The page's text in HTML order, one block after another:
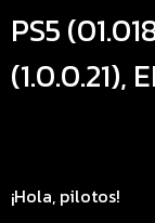
PS5
(1.0.0.21),
¡Hola, pilotos!